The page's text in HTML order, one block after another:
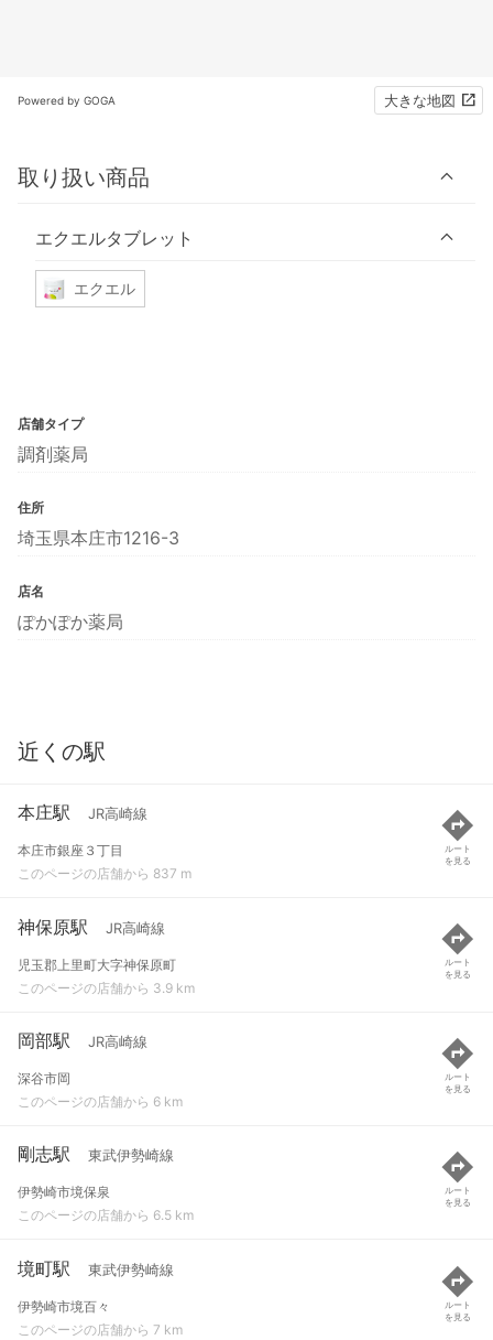
Powered by GOGA 大きな地図
取り扱い商品
エクエルタブレット
エクエル
店舗タイプ
調剤薬局
住所
埼玉県本庄市1216-3
店名
ぽかぽか薬局
近くの駅
本庄駅 JR高崎線
本庄市銀座３丁目
このページの店舗から 837 m
ルート
を見る
神保原駅 JR高崎線
児玉郡上里町大字神保原町
このページの店舗から 3.9 km
ルート
を見る
岡部駅 JR高崎線
深谷市岡
このページの店舗から 6 km
ルート
を見る
剛志駅 東武伊勢崎線
伊勢崎市境保泉
このページの店舗から 6.5 km
ルート
を見る
境町駅 東武伊勢崎線
伊勢崎市境百々
このページの店舗から 7 km
ルート
を見る